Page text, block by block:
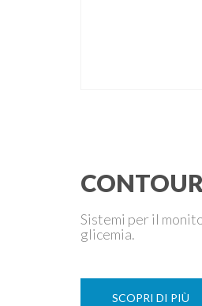
Sistemi per il
glicemia.
SCOPRI DI PIÙ